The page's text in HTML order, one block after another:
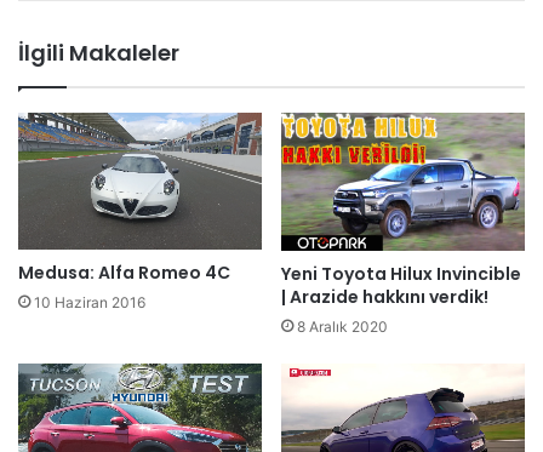
İlgili Makaleler
Medusa: Alfa Romeo 4C
10 Haziran 2016
Yeni Toyota Hilux Invincible
| Arazide hakkını verdik!
8 Aralık 2020